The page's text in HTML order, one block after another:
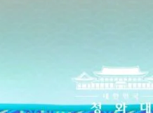
에서 불법 아이피티브이 운영자